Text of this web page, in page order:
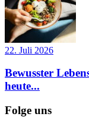
22. Juli 2026
Bewusster
heute...
Folge uns